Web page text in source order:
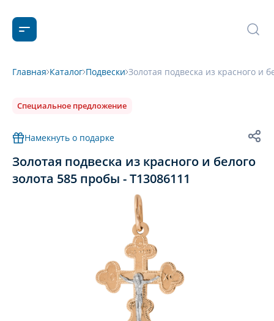
Главная Каталог Подвески Золотая подвеска из красного и
Специальное предложение
Намекнуть о подарке
Золотая подвеска из красного и белого
золота 585 пробы - Т13086111